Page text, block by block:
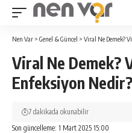
Nen Var > Genel & Güncel > Viral Ne Demek?
Viral Ne Demek?
Enfeksiyon Nedir?
Son güncelleme: 1 Mart 2025 15:00
7 dakikada okunabilir